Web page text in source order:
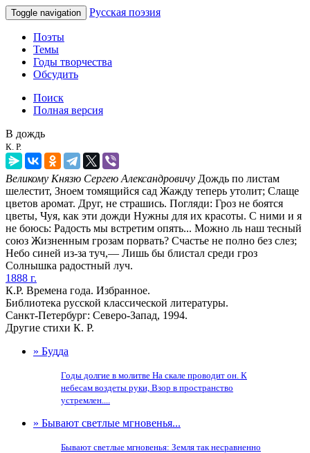
Toggle navigation Русская поэзия
Поэты
Темы
Годы творчества
Обсудить
Поиск
Полная версия
В дождь
К. Р.
Великому Князю Сергею Александровичу Дождь по листам
шелестит, Зноем томящийся сад Жажду теперь утолит; Слаще
цветов аромат. Друг, не страшись. Погляди: Гроз не боятся
цветы, Чуя, как эти дожди Нужны для их красоты. С ними и я
не боюсь: Радость мы встретим опять... Можно ль наш тесный
союз Жизненным грозам порвать? Счастье не полно без слез;
Небо синей из-за туч,— Лишь бы блистал среди гроз
Солнышка радостный луч.
1888 г.
К.Р. Времена года. Избранное.
Библиотека русской классической литературы.
Санкт-Петербург: Северо-Запад, 1994.
Другие стихи К. Р.
» Будда
Годы долгие в молитве На скале проводит он. К
небесам воздеты руки, Взор в пространство
устремлен....
» Бывают светлые мгновенья...
Бывают светлые мгновенья: Земля так несравненно